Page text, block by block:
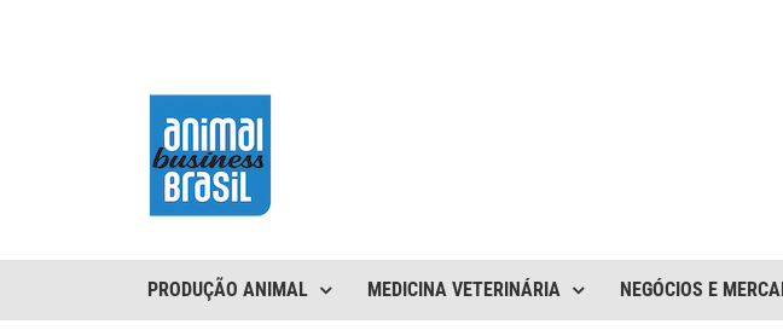
PRODUÇÃO ANIMAL MEDICINA VETERINÁRIA NEGÓCIOS E